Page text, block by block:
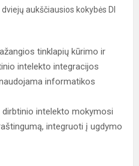
aukščiausios kokybės DI
tinklapių kūrimo ir
intelekto integracijos
informatikos
intelekto mokymosi
integruoti į ugdymo